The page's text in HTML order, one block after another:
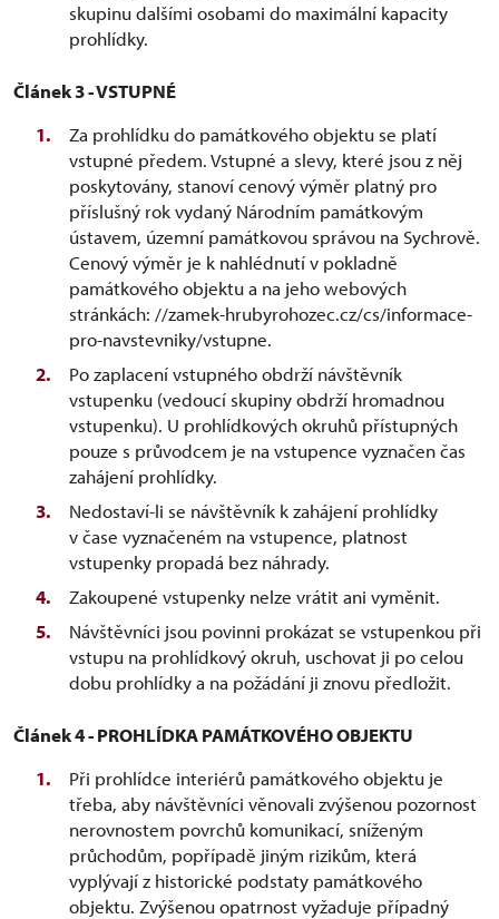
skupinu dalšími osobami do maximální kapacity
prohlídky.
Článek 3 - VSTUPNÉ
Za prohlídku do památkového objektu se platí
vstupné předem. Vstupné a slevy, které jsou z něj
poskytovány, stanoví cenový výměr platný pro
příslušný rok vydaný Národním památkovým
ústavem, územní památkovou správou na Sychrově.
Cenový výměr je k nahlédnutí v pokladně
památkového objektu a na jeho webových
stránkách: //zamek-hrubyrohozec.cz/cs/informace-
pro-navstevniky/vstupne.
Po zaplacení vstupného obdrží návštěvník
vstupenku (vedoucí skupiny obdrží hromadnou
vstupenku). U prohlídkových okruhů přístupných
pouze s průvodcem je na vstupence vyznačen čas
zahájení prohlídky.
Nedostaví-li se návštěvník k zahájení prohlídky
v čase vyznačeném na vstupence, platnost
vstupenky propadá bez náhrady.
Zakoupené vstupenky nelze vrátit ani vyměnit.
Návštěvníci jsou povinni prokázat se vstupenkou při
vstupu na prohlídkový okruh, uschovat ji po celou
dobu prohlídky a na požádání ji znovu předložit.
Článek 4 - PROHLÍDKA PAMÁTKOVÉHO OBJEKTU
Při prohlídce interiérů památkového objektu je
třeba, aby návštěvníci věnovali zvýšenou pozornost
nerovnostem povrchů komunikací, sníženým
průchodům, popřípadě jiným rizikům, která
vyplývají z historické podstaty památkového
objektu. Zvýšenou opatrnost vyžaduje případný